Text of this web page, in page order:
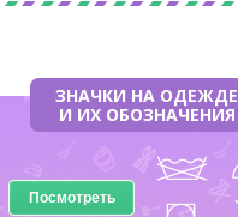
ЗНАЧКИ НА ОДЕЖДЕ
И ИХ ОБОЗНАЧЕНИЯ
Посмотреть